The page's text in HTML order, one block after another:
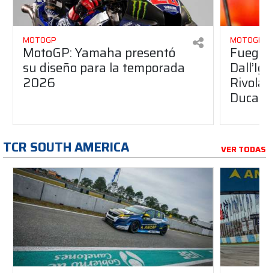
MOTOGP
MotoGP: Yamaha presentó
su diseño para la temporada
2026
MOTOGP
Ducati
TCR SOUTH AMERICA VER TODAS